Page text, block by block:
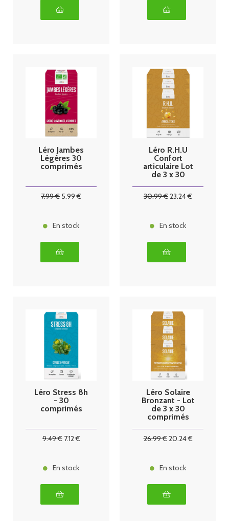
Léro Jambes
Légères 30
comprimés
7.99€ 5.99 €
En stock
Léro R.H.U
Confort
articulaire Lot
de 3 x 30
30.99€23.24€
En stock
Léro Stress 8h
- 30
comprimés
9.49€ 7.12€
En stock
Léro Solaire
Bronzant - Lot
de 3 x 30
comprimés
26.99€20.24€
En stock